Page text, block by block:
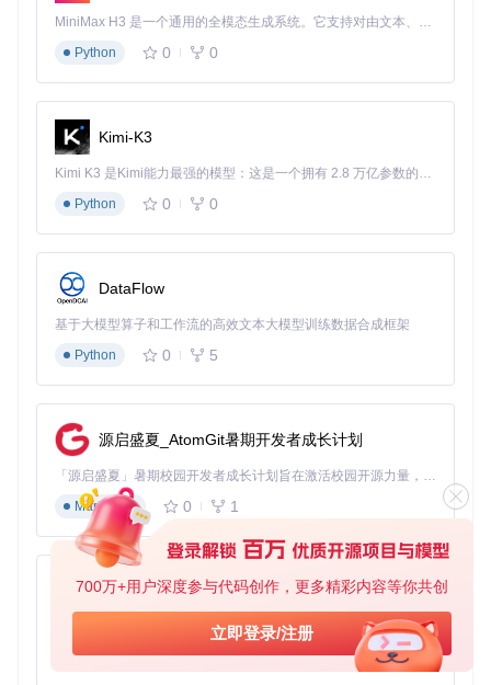
700万+用户深度参与代码创作，更多精彩内容等你共创
立即登录/注册
2.2 弹幕渲染优化
准备工具：wiliwili弹幕设置、测试视频
实施步骤：
⓵ 播放任意视频，调出播放控制菜单
⓶ 选择"弹幕设置"
⓷ 开启"弹幕合并渲染"功能
⓸ 将同屏最大弹幕数量设置为50条
⓹ 调整弹幕字体大小为中等
迟现象，对比设置前后的CPU占用率变化。
// 弹幕渲染优化代码示例 [wiliwili/source/view/
void
// 功能说明：启用弹幕合并渲染，减少绘制调用次数
    enableBatchRendering =
// 功能说明：限制同屏弹幕数量，降低CPU负载
    maxOnScreenDanmakus =
50;
// 功能说明：调整渲染优先级，确保视频画面优先绘制
    renderPriority = RENDER_PRIORITY_VIDEO_FIRST;
💡 专家提示：弹幕渲染是CPU密集型任务，减少同屏弹幕数
量可以显著降低处理器负载，尤其在观看热门视频时效果明
2.3 缓存机制优化
：文件管理器、wiliwili配置文件
MiniMax H3 是一个通用的全模态生成系统。它支持对由文本、图像、视频和音频组成的多模态上下文进行统一理解，并能生成分辨率高达 2K、时长可达 15 秒的带原生立体声音频的视频。得益于面向任务泛化的系统设计，H3 在预训练阶段就已具备广泛的多模态上下文理解与生成能力，能够出色地执行复杂的多模态指令。
Python
0 0
Kimi-K3
Kimi K3 是Kimi能力最强的模型：这是一个拥有 2.8 万亿参数的混合专家（MoE）模型，具备原生视觉理解能力，并支持 100 万 token 的上下文窗口。
Python
0 0
DataFlow
基于大模型算子和工作流的高效文本大模型训练数据合成框架
Python
0 5
源启盛夏_AtomGit暑期开发者成长计划
「源启盛夏」暑期校园开发者成长计划旨在激活校园开源力量，通过积分激励、认证扶持、资源倾斜等形式，引导高校组织和开发者完成「入驻 — 建项目 — 做贡献 — 获认证 — 得资源」的完整闭环。无论你是想带领社团入驻平台的组织者，还是希望用代码贡献证明自己的开发者，都能在这里找到属于你的成长路径。
Markdown
0 1
py-xiaozhi
基于Python的Xiaozhi AI，适用于想要完整Xiaozhi体验而无需拥有专用硬件的用户。
Python
0 1